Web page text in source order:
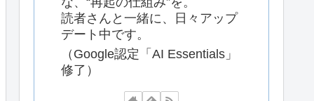
読者さんと一緒に、日々アップ
デート中です。
（Google認定「AI Essentials」
修了）